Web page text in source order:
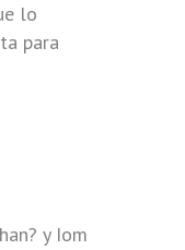
lo
para
y Iom